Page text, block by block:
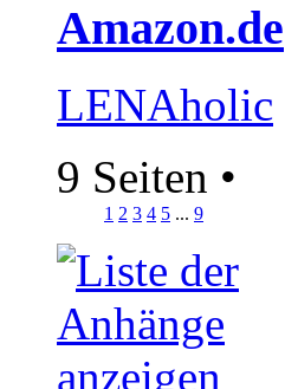
Amazon.de
LENAholic
9 Seiten •
1 2 3 4 5 ... 9